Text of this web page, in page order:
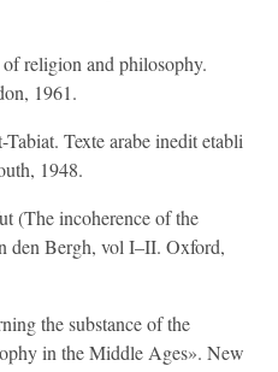
religion and philosophy.
1961.
Tabiat. Texte arabe inedit etabli
1948.
(The incoherence of the
den Bergh, vol I–II. Oxford,
the substance of the
in the Middle Ages». New